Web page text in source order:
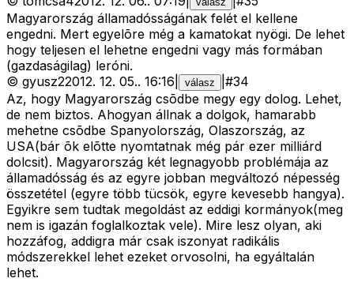
Magyarország államadósságának felét el kellene
engedni. Mert egyelõre még a kamatokat nyögi. De lehet
hogy teljesen el lehetne engedni vagy más formában
(gazdaságilag) leróni.
© gyusz22012. 12. 05.. 16:16 válasz #34
Az, hogy Magyarország csõdbe megy egy dolog. Lehet,
de nem biztos. Ahogyan állnak a dolgok, hamarabb
mehetne csõdbe Spanyolország, Olaszország, az
USA(bár õk elõtte nyomtatnak még pár ezer milliárd
dolcsit). Magyarország két legnagyobb problémája az
államadósság és az egyre jobban megváltozó népesség
összetétel (egyre több tücsök, egyre kevesebb hangya).
Egyikre sem tudtak megoldást az eddigi kormányok(meg
nem is igazán foglalkoztak vele). Mire lesz olyan, aki
hozzáfog, addigra már csak iszonyat radikális
módszerekkel lehet ezeket orvosolni, ha egyáltalán
lehet.